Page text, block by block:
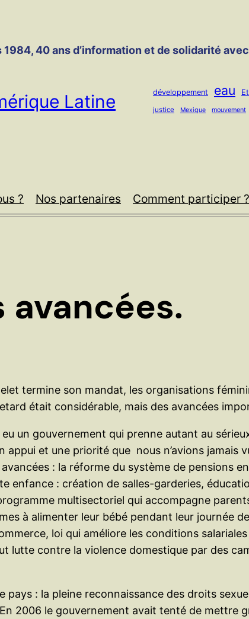
1984, 40 ans d’information et de solidarité
Latine
développement eau
justice Mexique mouvement
? Nos partenaires Comment participer ?
avancées.
termine son mandat, les organisations
était considérable, mais des avancées
un gouvernement qui prenne autant au
et une priorité que nous n’avions jamais
: la réforme du système de pensions
enfance : création de salles-garderies,
multisectoriel qui accompagne
à alimenter leur bébé pendant leur journée
loi qui améliore les conditions
lutte contre la violence domestique par des
pays : la pleine reconnaissance des droits
2006 le gouvernement avait tenté de mettre